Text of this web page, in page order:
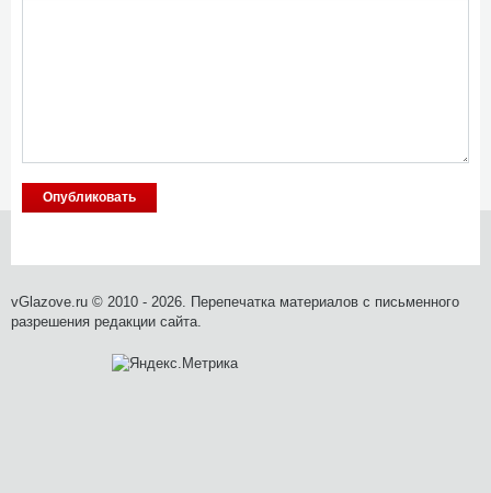
vGlazove.ru © 2010 - 2026. Перепечатка материалов с письменного
разрешения редакции сайта.